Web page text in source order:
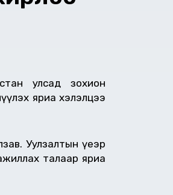
улсад зохион
яриа хэлэлцээ
Уулзалтын үеэр
талаар яриа